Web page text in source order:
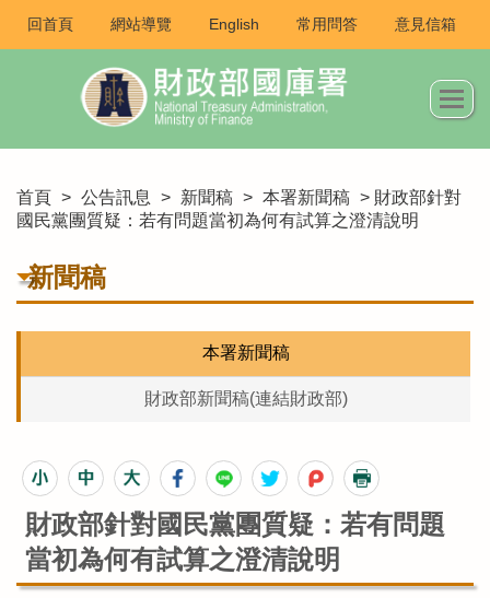
回首頁 網站導覽 English 常用問答 意見信箱
首頁 > 公告訊息 > 新聞稿 > 本署新聞稿 > 財政部針對
國民黨團質疑：若有問題當初為何有試算之澄清說明
新聞稿
本署新聞稿
財政部新聞稿(連結財政部)
財政部針對國民黨團質疑：若有問題
當初為何有試算之澄清說明